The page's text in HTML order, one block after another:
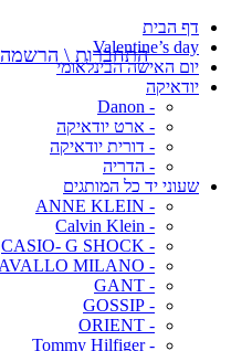
דף הבית
Valentine’s day
יום האישה הבינלאומי
יודאיקה
- Danon
- ארט יודאיקה
- דורית יודאיקה
- הדריה
שעוני יד כל המותגים
- ANNE KLEIN
- Calvin Klein
- CASIO- G SHOCK
- CAVALLO MILANO
- GANT
- GOSSIP
- ORIENT
- Tommy Hilfiger
התחברות \ הרשמה